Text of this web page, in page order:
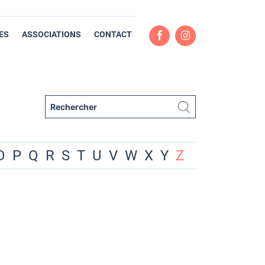
ASSOCIATIONS CONTACT
P Q R S T U V W X Y Z